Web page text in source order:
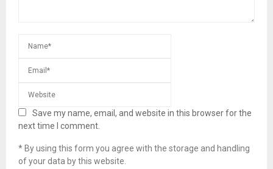
Save my name, email, and website in this browser for the
next time I comment.
* By using this form you agree with the storage and handling
of your data by this website.